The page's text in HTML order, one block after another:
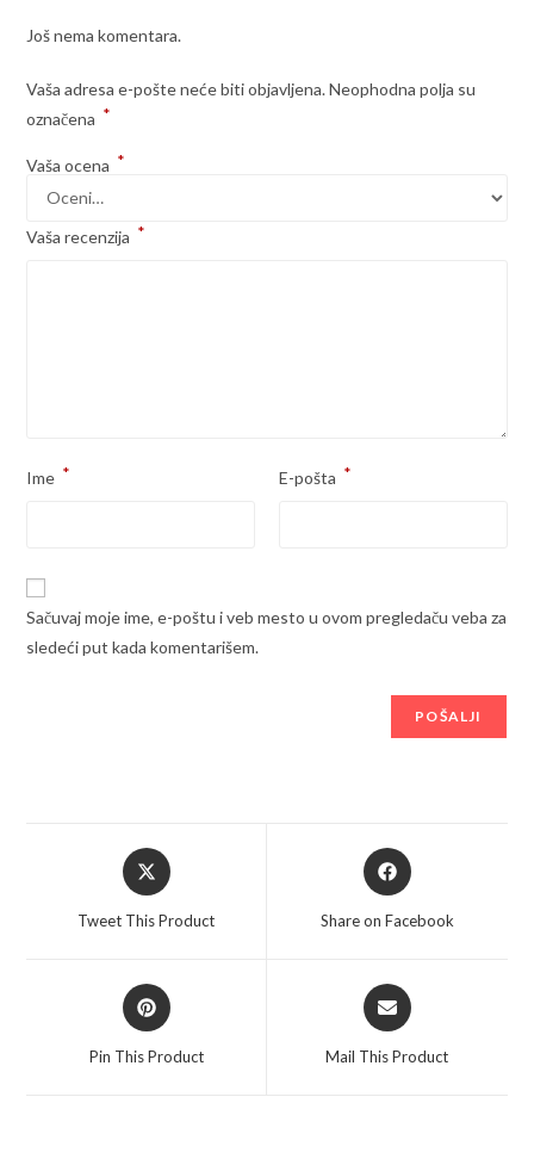
Još nema komentara.
Vaša adresa e-pošte neće biti objavljena. Neophodna polja su
označena *
Vaša ocena *
Vaša recenzija *
Ime * E-pošta *
Sačuvaj moje ime, e-poštu i veb mesto u ovom pregledaču veba za
sledeći put kada komentarišem.
Opens
in
Tweet This Product
Opens
in
Share on Facebook
Opens
in
Pin This Product
Opens
in
Mail This Product